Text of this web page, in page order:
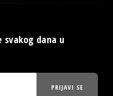
svakog dana u
PRIJAVI SE